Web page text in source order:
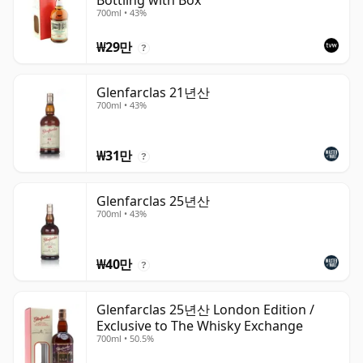
700ml • 43%
₩29만 ?
Glenfarclas 21년산
700ml • 43%
₩31만 ?
Glenfarclas 25년산
700ml • 43%
₩40만 ?
Glenfarclas 25년산 London Edition /
Exclusive to The Whisky Exchange
700ml • 50.5%